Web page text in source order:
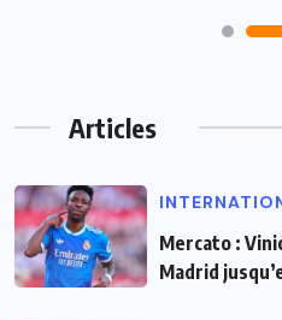
Articles
Mercato :
Madrid